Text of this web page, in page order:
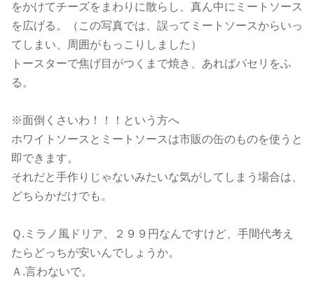
をかけてチーズをまわりに散らし、真ん中にミートソース
を広げる。（この写真では、誤ってミートソースからいっ
てしまい、周囲がもっこりしました）
トースターで焦げ目がつくまで焼き、あればパセリをふ
る。
※面倒くさいわ！！！という方へ
ホワイトソースとミートソースは市販の缶のものを使うと
即できます。
それだと手作りじゃないみたいな気がしてしまう場合は、
どちらかだけでも。
Ｑ.ミラノ風ドリア、２９９円なんですけど、手間代考え
たらどっちが安いんでしょうか。
Ａ.言わないで。